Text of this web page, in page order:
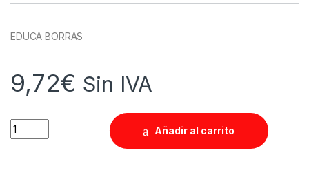
EDUCA BORRAS
9,72€ Sin IVA
Quantity
Añadir al carrito